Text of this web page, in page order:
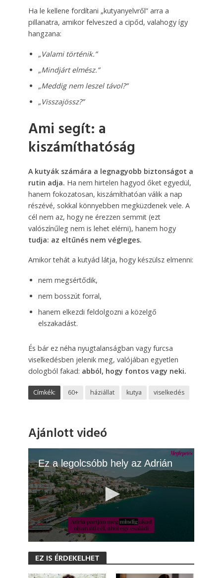
Ha le kellene fordítani „kutyanyelvről” arra a
pillanatra, amikor felveszed a cipőd, valahogy így
hangzana:
„Valami történik.”
„Mindjárt elmész.”
„Meddig nem leszel távol?”
„Visszajössz?”
Ami segít: a
kiszámíthatóság
A kutyák számára a legnagyobb biztonságot a
rutin adja. Ha nem hirtelen hagyod őket egyedül,
hanem fokozatosan, kiszámíthatóan válik a nap
részévé, sokkal könnyebben megküzdenek vele. A
cél nem az, hogy ne érezzen semmit (ezt
valószínűleg nem is lehet elérni), hanem hogy
tudja: az eltűnés nem végleges.
Amikor tehát a kutyád látja, hogy készülsz elmenni:
nem megsértődik,
nem bosszút forral,
hanem elkezdi feldolgozni a közelgő
elszakadást.
És bár ez néha nyugtalanságban vagy furcsa
viselkedésben jelenik meg, valójában egyetlen
dologból fakad: abból, hogy fontos vagy neki.
Címkék: 60+ háziállat kutya viselkedés
Ajánlott videó
Ez a legolcsóbb hely az Adrián
s EZ IS ÉRDEKELHET